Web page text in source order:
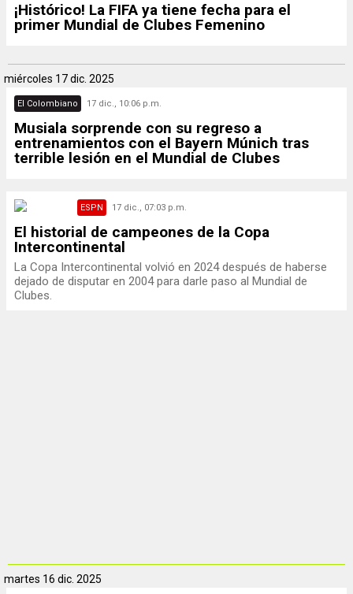
¡Histórico! La FIFA ya tiene fecha para el
primer Mundial de Clubes Femenino
miércoles 17 dic. 2025
El Colombiano 17 dic., 10:06 p.m.
Musiala sorprende con su regreso a
entrenamientos con el Bayern Múnich tras
terrible lesión en el Mundial de Clubes
ESPN 17 dic., 07:03 p.m.
El historial de campeones de la Copa
Intercontinental
La Copa Intercontinental volvió en 2024 después de haberse
dejado de disputar en 2004 para darle paso al Mundial de
Clubes.
martes 16 dic. 2025